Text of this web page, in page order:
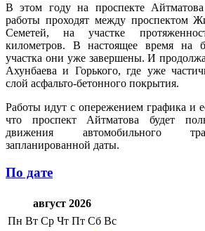
В этом году на проспекте
работы проходят между проспектом
Семетей, на участке
километров. В настоящее время на
участка они уже завершены. И
Ахунбаева и Горького, где уже
слой асфальто-бетонного покрытия.
Работы идут с опережением графика и
что проспект Айтматова будет
движения автомобильного
запланированной даты.
По дате
август 2026
Пн Вт Ср Чт Пт Сб Вс